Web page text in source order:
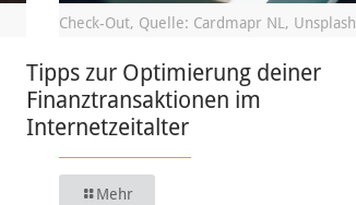
Check-Out, Quelle: Cardmapr NL, Unsplash
Tipps zur Optimierung deiner
Finanztransaktionen im
Internetzeitalter
Mehr